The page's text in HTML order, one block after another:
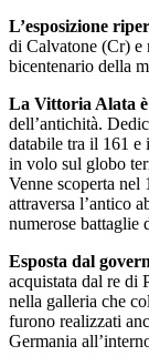
L’esposizione
di Calvatone (Cr) e
bicentenario della
La Vittoria Alata
dell’antichità.
databile tra il 161 e
in volo sul globo
Venne scoperta nel
attraversa l’antico
numerose battaglie
Esposta dal
acquistata dal re di
nella galleria che
furono realizzati
Germania